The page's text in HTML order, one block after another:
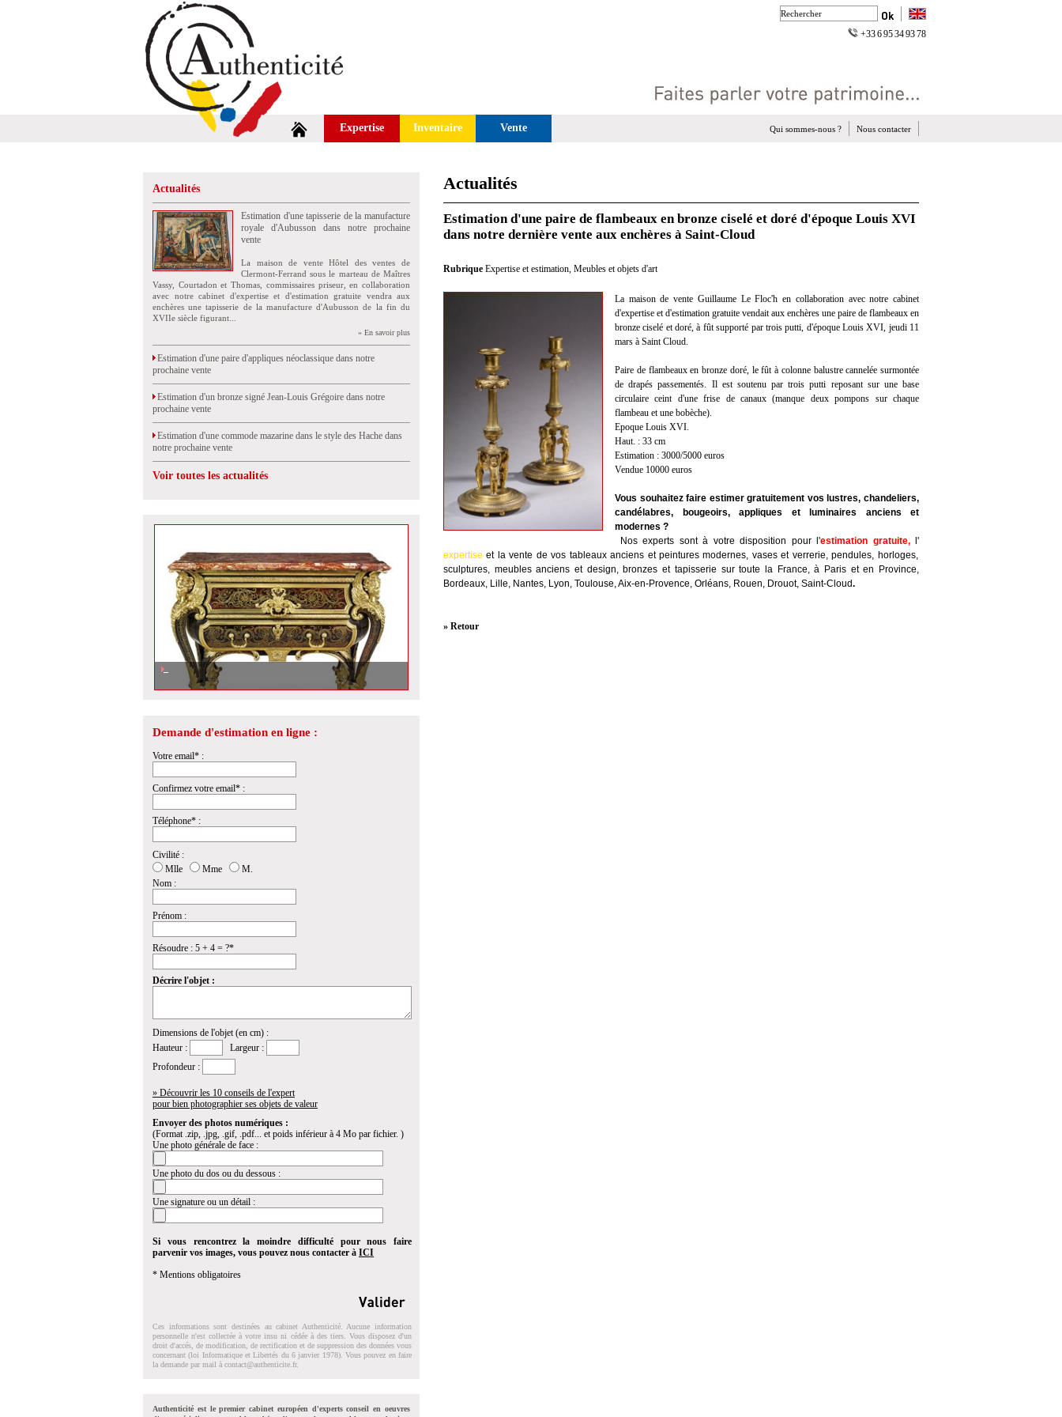
+33 6 95 34 93 78
Expertise Inventaire Vente Nous contacter
Qui sommes-nous ?
Actualités
Estimation d'une tapisserie de la manufacture
royale d'Aubusson dans notre prochaine
vente
La maison de vente Hôtel des ventes de
Clermont-Ferrand sous le marteau de Maîtres
Vassy, Courtadon et Thomas, commissaires priseur, en collaboration
avec notre cabinet d'expertise et d'estimation gratuite vendra aux
enchères une tapisserie de la manufacture d'Aubusson de la fin du
XVIIe siècle figurant...
» En savoir plus
Estimation d'une paire d'appliques néoclassique dans notre
prochaine vente
Estimation d'un bronze signé Jean-Louis Grégoire dans notre
prochaine vente
Estimation d'une commode mazarine dans le style des Hache dans
notre prochaine vente
Voir toutes les actualités
Demande d'estimation en ligne :
Votre email* :
Confirmez votre email* :
Téléphone* :
Civilité :
Mlle
Mme
M.
Nom :
Prénom :
Résoudre : 5 + 4 = ?*
Décrire l'objet :
Dimensions de l'objet (en cm) :
Hauteur :
Largeur :
Profondeur :
» Découvrir les 10 conseils de l'expert
pour bien photographier ses objets de valeur
Envoyer des photos numériques :
(Format .zip, .jpg, .gif, .pdf... et poids inférieur à 4 Mo par fichier. )
Une photo générale de face :
Une photo du dos ou du dessous :
Une signature ou un détail :
Si vous rencontrez la moindre difficulté pour nous faire
parvenir vos images, vous pouvez nous contacter à ICI
* Mentions obligatoires
Ces informations sont destinées au cabinet Authenticité. Aucune information
personnelle n'est collectée à votre insu ni cédée à des tiers. Vous disposez d'un
droit d'accés, de modification, de rectification et de suppression des données vous
concernant (loi Informatique et Libertés du 6 janvier 1978). Vous pouvez en faire
la demande par mail à contact@authenticite.fr.
Authenticité est le premier cabinet européen d'experts conseil en oeuvres
Actualités
Estimation d'une paire de flambeaux en bronze ciselé et doré d'époque Louis XVI
dans notre dernière vente aux enchères à Saint-Cloud
Rubrique Expertise et estimation, Meubles et objets d'art
La maison de vente Guillaume Le Floc'h en collaboration avec notre cabinet
d'expertise et d'estimation gratuite vendait aux enchères une paire de flambeaux en
bronze ciselé et doré, à fût supporté par trois putti, d'époque Louis XVI, jeudi 11
mars à Saint Cloud.
Paire de flambeaux en bronze doré, le fût à colonne balustre cannelée surmontée
de drapés passementés. Il est soutenu par trois putti reposant sur une base
circulaire ceint d'une frise de canaux (manque deux pompons sur chaque
flambeau et une bobèche).
Epoque Louis XVI.
Haut. : 33 cm
Estimation : 3000/5000 euros
Vendue 10000 euros
Vous souhaitez faire estimer gratuitement vos lustres, chandeliers,
candélabres, bougeoirs, appliques et luminaires anciens et
modernes ?
Nos experts sont à votre disposition pour l'estimation gratuite,
l'
expertise et lavente de vos tableaux anciens et peintures modernes, vases et verrerie, pendules, horloges,
sculptures, meubles anciens et design, bronzes et tapisserie sur toute la France, à Paris et en Province,
Bordeaux, Lille, Nantes, Lyon, Toulouse, Aix-en-Provence, Orléans, Rouen, Drouot, Saint-Cloud.
» Retour